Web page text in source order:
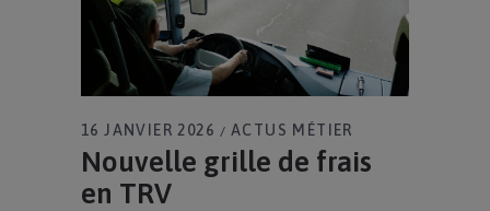
16 JANVIER 2026 ACTUS MÉTIER
Nouvelle grille de frais
en TRV